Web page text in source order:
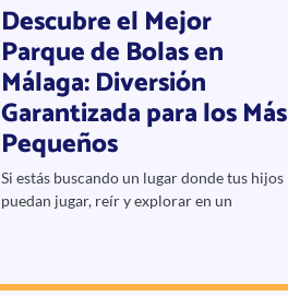
Descubre el Mejor
Parque de Bolas en
Málaga: Diversión
Garantizada para los Más
Pequeños
Si estás buscando un lugar donde tus hijos
puedan jugar, reír y explorar en un